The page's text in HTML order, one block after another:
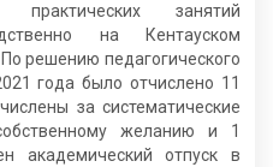
занятий
на Кентауском
решению педагогического
года было отчислено 11
за систематические
желанию и 1
академический отпуск в